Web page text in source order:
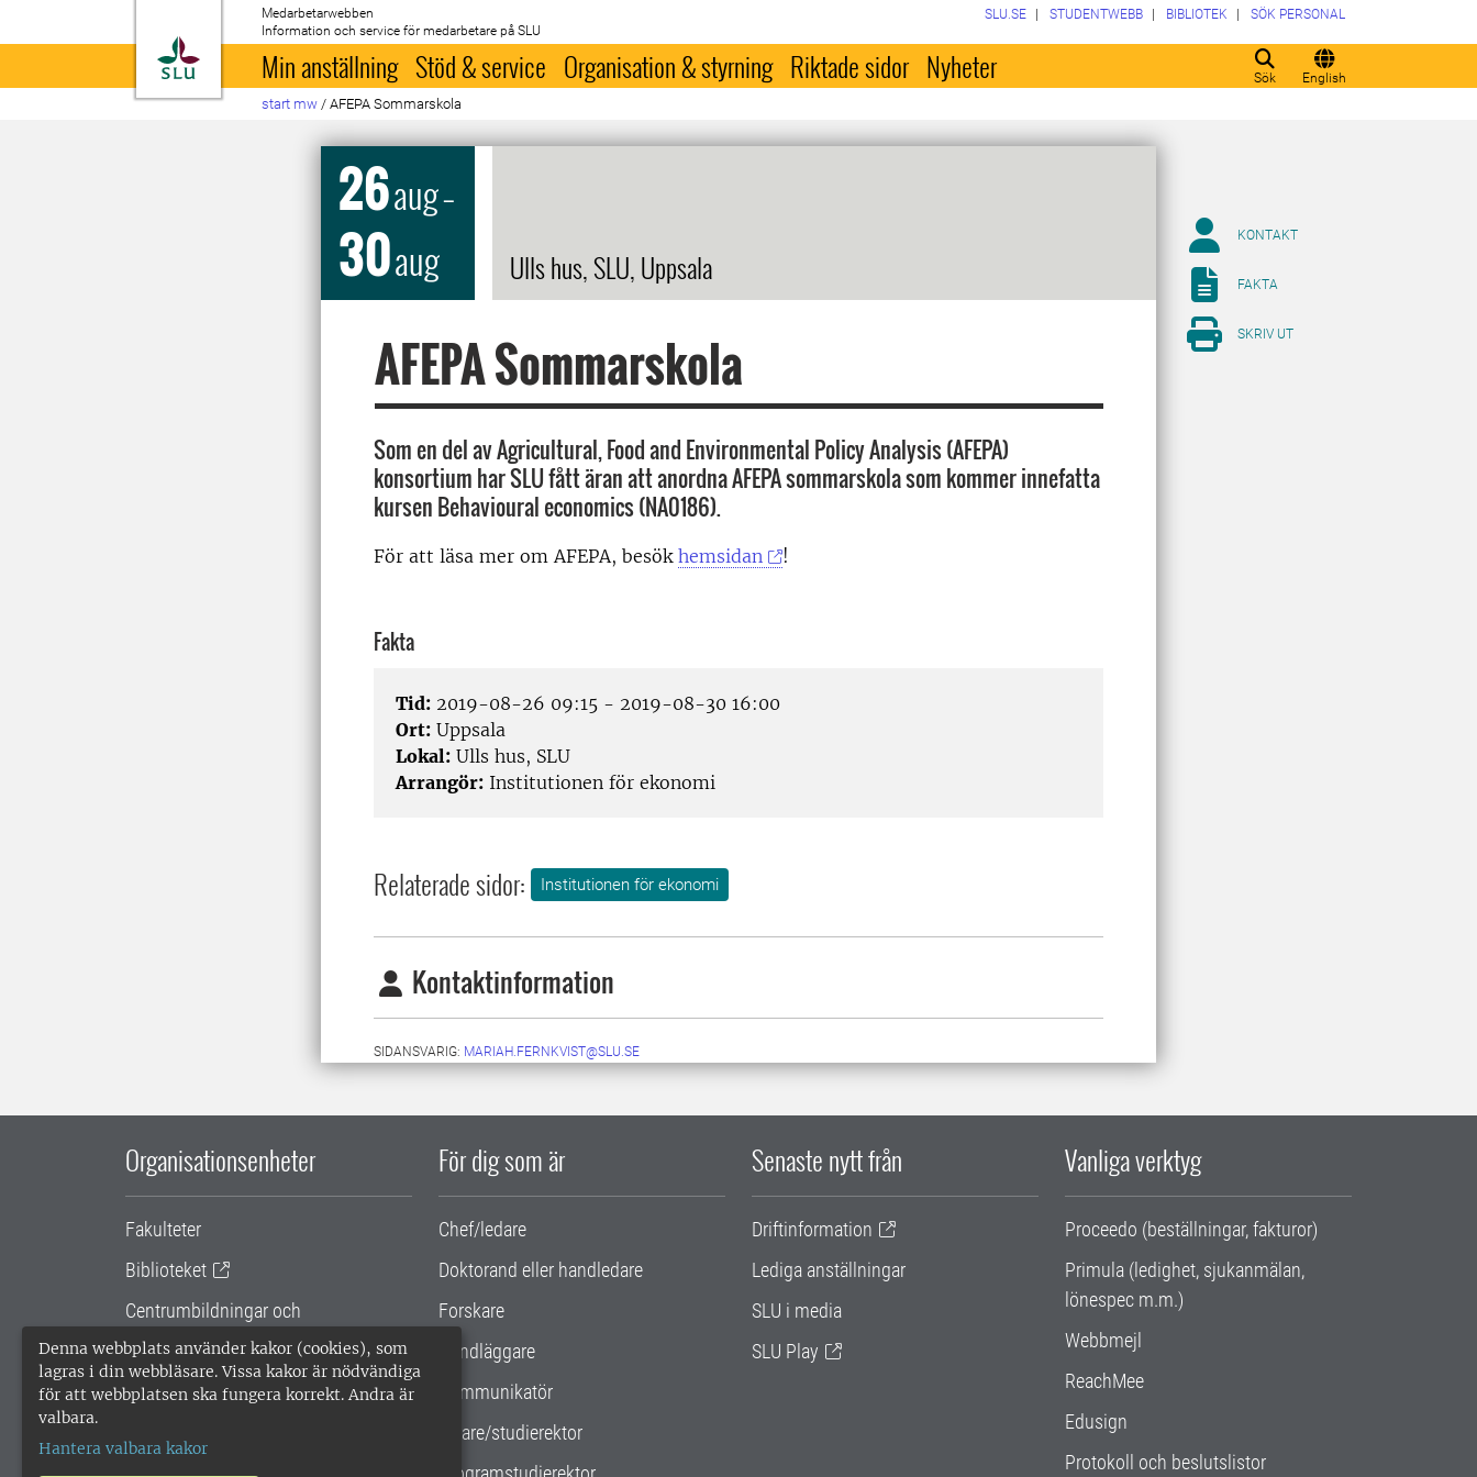
Denna webbplats använder kakor (cookies), som
lagras i din webbläsare. Vissa kakor är nödvändiga
för att webbplatsen ska fungera korrekt. Andra är
valbara.
Hantera valbara kakor
Till startsida
Medarbetarwebben
Information och service för medarbetare på SLU
Sök English
SLU.SE STUDENTWEBB BIBLIOTEK SÖK PERSONAL
Min anställning Stöd & service Organisation & styrning Riktade sidor Nyheter
start mw / AFEPA Sommarskola
26aug–
30aug Ulls hus, SLU, Uppsala
AFEPA Sommarskola
Som en del av Agricultural, Food and Environmental Policy Analysis (AFEPA)
konsortium har SLU fått äran att anordna AFEPA sommarskola som kommer innefatta
kursen Behavioural economics (NA0186).
För att läsa mer om AFEPA, besök hemsidan !
Fakta
Tid: 2019-08-26 09:15 - 2019-08-30 16:00
Ort: Uppsala
Lokal: Ulls hus, SLU
Arrangör: Institutionen för ekonomi
Relaterade sidor: Institutionen för ekonomi
Kontaktinformation
SIDANSVARIG: MARIAH.FERNKVIST@SLU.SE
KONTAKT
FAKTA
SKRIV UT
Organisationsenheter
Fakulteter
Biblioteket
Centrumbildningar och
samarbetsprojekt
Gemensamma verksamhetsstödet
För dig som är
Chef/ledare
Doktorand eller handledare
Forskare
Handläggare
Kommunikatör
Lärare/studierektor
Senaste nytt från
Driftinformation
Lediga anställningar
SLU i media
SLU Play
Vanliga verktyg
Proceedo (beställningar, fakturor)
Primula (ledighet, sjukanmälan,
lönespec m.m.)
Webbmejl
ReachMee
Edusign
Protokoll och beslutslistor